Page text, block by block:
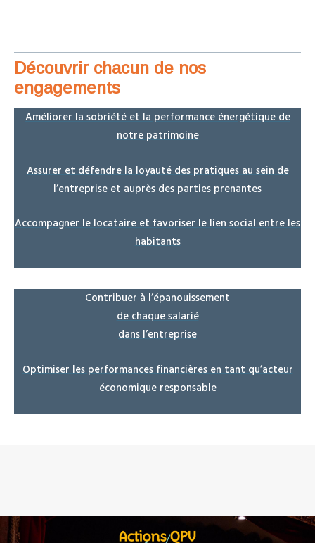
Découvrir chacun de nos
engagements
Améliorer la sobriété et la performance énergétique de
notre patrimoine
Assurer et défendre la loyauté des pratiques au sein de
l’entreprise et auprès des parties prenantes
Accompagner le locataire et favoriser le lien social entre les
habitants
Contribuer à l’épanouissement
de chaque salarié
dans l’entreprise
Optimiser les performances financières en tant qu’acteur
économique responsable